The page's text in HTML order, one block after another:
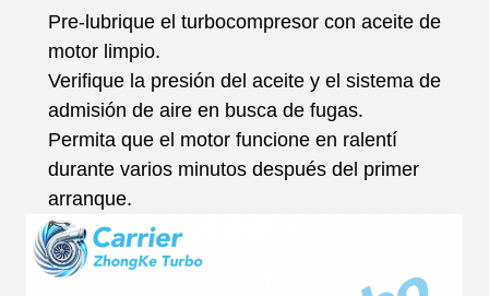
Pre-lubrique el turbocompresor con aceite de
motor limpio.
Verifique la presión del aceite y el sistema de
admisión de aire en busca de fugas.
Permita que el motor funcione en ralentí
durante varios minutos después del primer
arranque.